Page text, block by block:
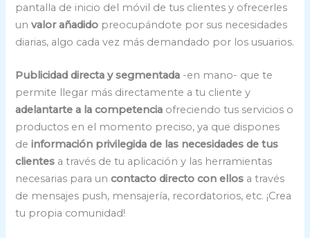
pantalla de inicio del móvil de tus clientes y ofrecerles
unvalor añadido preocupándote por sus necesidades
diarias, algo cada vez más demandado por los usuarios.
Publicidad directa y segmentada -en mano- que te
permite llegar más directamente a tu cliente y
adelantarte a la competencia ofreciendo tus servicios o
productos en el momento preciso, ya que dispones
deinformación privilegida de las necesidades de tus
clientes a través de tu aplicación y las herramientas
necesarias para uncontacto directo con ellos a través
de mensajes push, mensajería, recordatorios, etc. ¡Crea
tu propia comunidad!